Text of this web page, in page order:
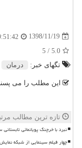
1398/11/19
5.0
/ 5
تگهای خبر:
درمان
این مطلب را می
تازه ترین مطالب
نبرد با خرچنگ پویانمائی
چهار فیلم سینمایی از شبکه